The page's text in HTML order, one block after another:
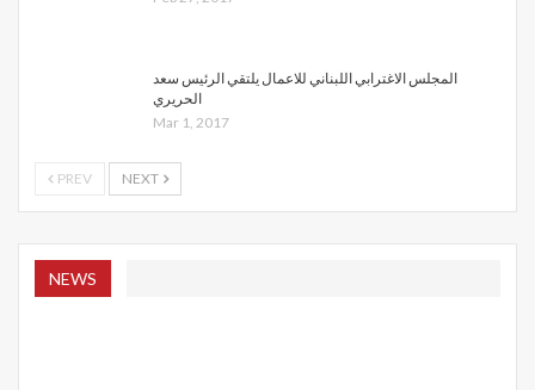
المجلس الاغترابي اللبناني للاعمال يلتقي الرئيس سعد
الحريري
Mar 1, 2017
PREV NEXT
NEWS